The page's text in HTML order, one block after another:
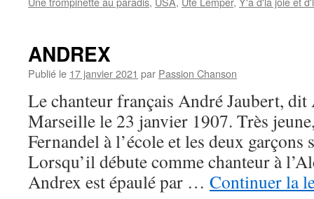
ANDREX
Publié le 17 janvier 2021 par Passion Chanson
Le chanteur français André Jaubert,
Marseille le 23 janvier 1907. Très
Fernandel à l’école et les deux garçons
Lorsqu’il débute comme chanteur à
Andrex est épaulé par … Continuer la